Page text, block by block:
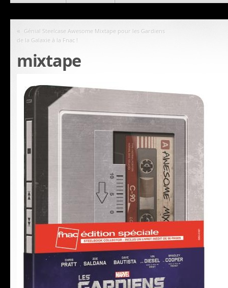
« Génial Steelcase Awesome Mixtape pour les Gardiens
de la Galaxie à la Fnac !
mixtape